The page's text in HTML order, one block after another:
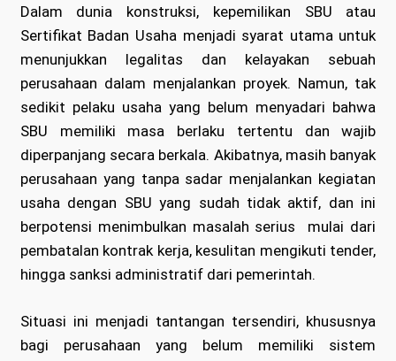
Dalam dunia konstruksi, kepemilikan SBU atau
Sertifikat Badan Usaha menjadi syarat utama untuk
menunjukkan legalitas dan kelayakan sebuah
perusahaan dalam menjalankan proyek. Namun, tak
sedikit pelaku usaha yang belum menyadari bahwa
SBU memiliki masa berlaku tertentu dan wajib
diperpanjang secara berkala. Akibatnya, masih banyak
perusahaan yang tanpa sadar menjalankan kegiatan
usaha dengan SBU yang sudah tidak aktif, dan ini
berpotensi menimbulkan masalah serius mulai dari
pembatalan kontrak kerja, kesulitan mengikuti tender,
hingga sanksi administratif dari pemerintah.
Situasi ini menjadi tantangan tersendiri, khususnya
bagi perusahaan yang belum memiliki sistem